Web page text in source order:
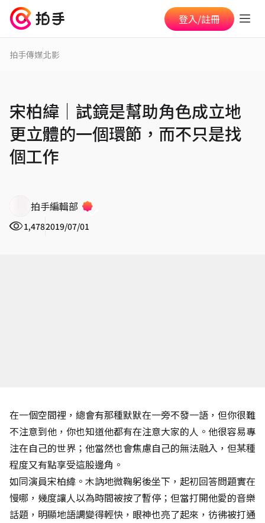
登入/註冊
拍手傳媒北影
宋柏緯│試鏡是幫助角色成立地
更立體的一個環節，而不只是找
個工作
拍手編輯部
1,4782019/07/01
在一個空間裡，總會有那種默默在一旁不發一語，但你很難
不注意到他，你也知道他都有在注意大家的人。他很容易專
注在自己的世界；他當然也會焦慮自己的無法融入，但某種
程度又有點享受這股邊角。
如同演員宋柏緯。木訥地微鞠躬後坐下，起初回答問題實在
慢哪，幾度讓人以為時間被按了暫停；但當打開他愛的音樂
話題，明顯地語調變得輕快，眼神也亮了起來，彷彿被打通